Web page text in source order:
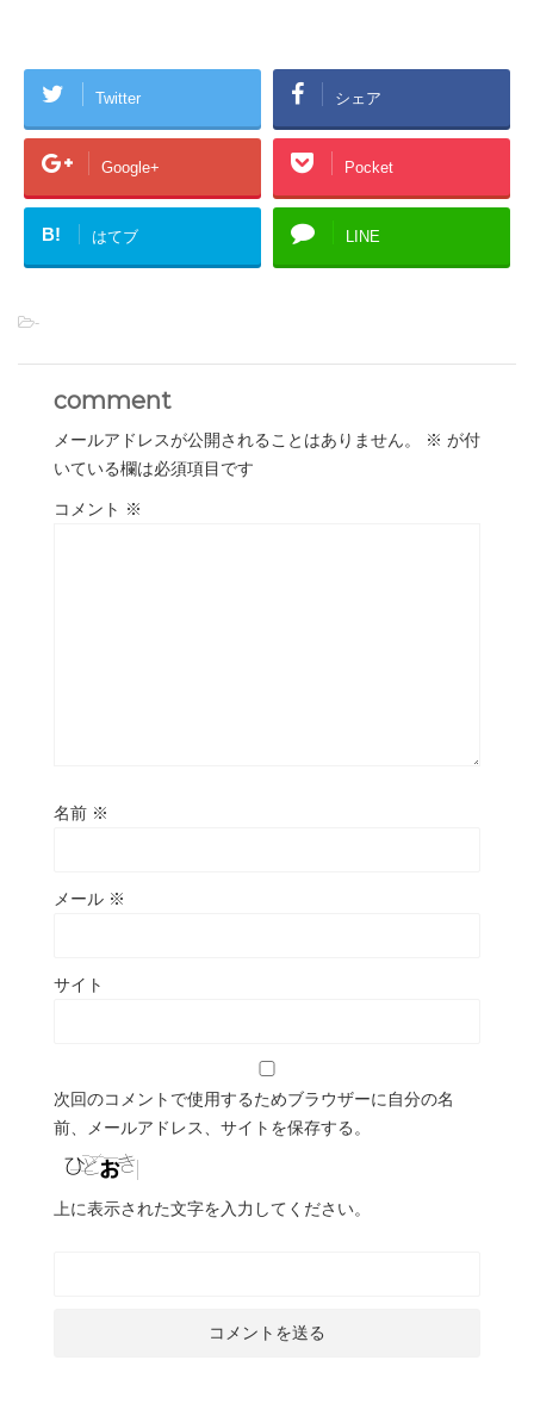
Twitter シェア
Google+ Pocket
B! はてブ LINE
-
comment
メールアドレスが公開されることはありません。 ※ が付
いている欄は必須項目です
コメント ※
名前 ※
メール ※
サイト
次回のコメントで使用するためブラウザーに自分の名
前、メールアドレス、サイトを保存する。
上に表示された文字を入力してください。